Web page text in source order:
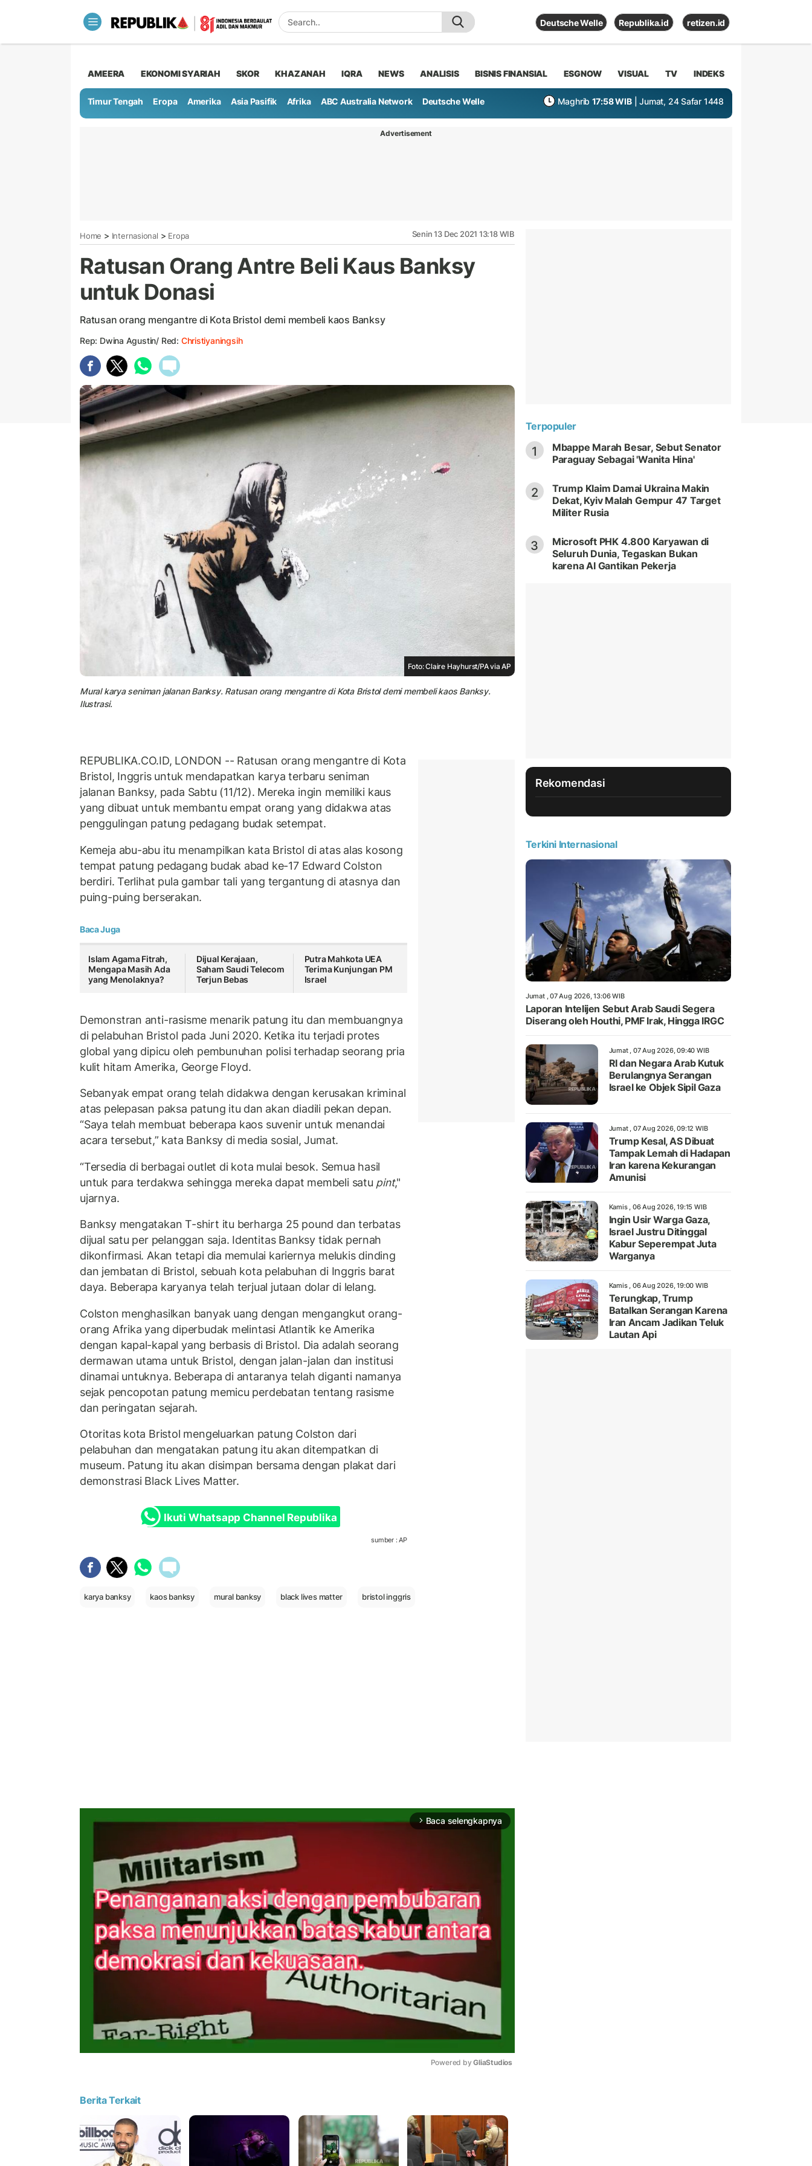
Deutsche Welle Republika.id retizen.id
AMEERA EKONOMI SYARIAH SKOR KHAZANAH IQRA NEWS ANALISIS BISNIS FINANSIAL ESGNOW VISUAL TV INDEKS
Timur Tengah Eropa Amerika Asia Pasifik Afrika ABC Australia Network Deutsche Welle Maghrib 17:58 WIB | Jumat, 24 Safar 1448
Advertisement
Home > Internasional > Eropa Senin 13 Dec 2021 13:18 WIB
Ratusan Orang Antre Beli Kaus Banksy
untuk Donasi
Ratusan orang mengantre di Kota Bristol demi membeli kaos Banksy
Rep: Dwina Agustin/ Red: Christiyaningsih
Foto: Claire Hayhurst/PA via AP
Mural karya seniman jalanan Banksy. Ratusan orang mengantre di Kota Bristol demi membeli kaos Banksy.
Ilustrasi.
REPUBLIKA.CO.ID, LONDON -- Ratusan orang mengantre di Kota
Bristol, Inggris untuk mendapatkan karya terbaru seniman
jalanan Banksy, pada Sabtu (11/12). Mereka ingin memiliki kaus
yang dibuat untuk membantu empat orang yang didakwa atas
penggulingan patung pedagang budak setempat.
Kemeja abu-abu itu menampilkan kata Bristol di atas alas kosong
tempat patung pedagang budak abad ke-17 Edward Colston
berdiri. Terlihat pula gambar tali yang tergantung di atasnya dan
puing-puing berserakan.
Baca Juga
Islam Agama Fitrah,
Mengapa Masih Ada
yang Menolaknya?
Dijual Kerajaan,
Saham Saudi Telecom
Terjun Bebas
Putra Mahkota UEA
Terima Kunjungan PM
Israel
Demonstran anti-rasisme menarik patung itu dan membuangnya
di pelabuhan Bristol pada Juni 2020. Ketika itu terjadi protes
global yang dipicu oleh pembunuhan polisi terhadap seorang pria
kulit hitam Amerika, George Floyd.
Sebanyak empat orang telah didakwa dengan kerusakan kriminal
atas pelepasan paksa patung itu dan akan diadili pekan depan.
“Saya telah membuat beberapa kaos suvenir untuk menandai
acara tersebut,” kata Banksy di media sosial, Jumat.
“Tersedia di berbagai outlet di kota mulai besok. Semua hasil
untuk para terdakwa sehingga mereka dapat membeli satu pint,"
ujarnya.
Banksy mengatakan T-shirt itu berharga 25 pound dan terbatas
dijual satu per pelanggan saja. Identitas Banksy tidak pernah
dikonfirmasi. Akan tetapi dia memulai kariernya melukis dinding
dan jembatan di Bristol, sebuah kota pelabuhan di Inggris barat
daya. Beberapa karyanya telah terjual jutaan dolar di lelang.
Colston menghasilkan banyak uang dengan mengangkut orang-
orang Afrika yang diperbudak melintasi Atlantik ke Amerika
dengan kapal-kapal yang berbasis di Bristol. Dia adalah seorang
dermawan utama untuk Bristol, dengan jalan-jalan dan institusi
dinamai untuknya. Beberapa di antaranya telah diganti namanya
sejak pencopotan patung memicu perdebatan tentang rasisme
dan peringatan sejarah.
Otoritas kota Bristol mengeluarkan patung Colston dari
pelabuhan dan mengatakan patung itu akan ditempatkan di
museum. Patung itu akan disimpan bersama dengan plakat dari
demonstrasi Black Lives Matter.
Ikuti Whatsapp Channel Republika
sumber : AP
karya banksy kaos banksy mural banksy black lives matter bristol inggris
arrow_forward_ios Baca selengkapnya
Powered by GliaStudios
Berita Terkait
Terpopuler
1
Mbappe Marah Besar, Sebut Senator
Paraguay Sebagai 'Wanita Hina'
2
Trump Klaim Damai Ukraina Makin
Dekat, Kyiv Malah Gempur 47 Target
Militer Rusia
3
Microsoft PHK 4.800 Karyawan di
Seluruh Dunia, Tegaskan Bukan
karena AI Gantikan Pekerja
Rekomendasi
Terkini Internasional
Jumat , 07 Aug 2026, 13:06 WIB
Laporan Intelijen Sebut Arab Saudi Segera
Diserang oleh Houthi, PMF Irak, Hingga IRGC
Jumat , 07 Aug 2026, 09:40 WIB
RI dan Negara Arab Kutuk
Berulangnya Serangan
Israel ke Objek Sipil Gaza
Jumat , 07 Aug 2026, 09:12 WIB
Trump Kesal, AS Dibuat
Tampak Lemah di Hadapan
Iran karena Kekurangan
Amunisi
Kamis , 06 Aug 2026, 19:15 WIB
Ingin Usir Warga Gaza,
Israel Justru Ditinggal
Kabur Seperempat Juta
Warganya
Kamis , 06 Aug 2026, 19:00 WIB
Terungkap, Trump
Batalkan Serangan Karena
Iran Ancam Jadikan Teluk
Lautan Api